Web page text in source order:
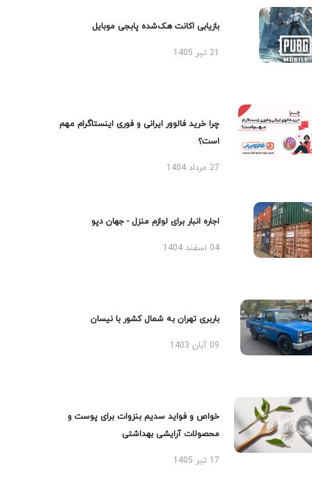
بازیابی اکانت هک‌شده پابجی موبایل
چرا خرید فالوور ایرانی و فوری اینستاگرام مهم
است؟
27 مرداد 1404
اجاره انبار برای لوازم منزل - جهان دپو
04 اسفند 1404
باربری تهران به شمال کشور با نیسان
09 آبان 1403
خواص و فواید سدیم بنزوات برای پوست و
محصولات آرایشی بهداشتی
17 تیر 1405